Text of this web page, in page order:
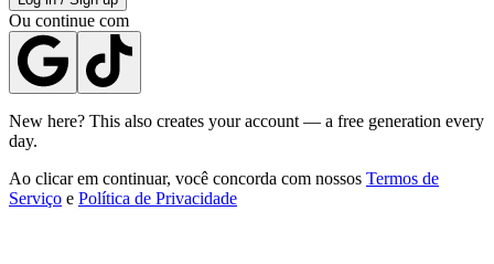
Ou continue com
New here? This also creates your account — a free generation every
day.
Ao clicar em continuar, você concorda com nossos Termos de
Serviço e Política de Privacidade